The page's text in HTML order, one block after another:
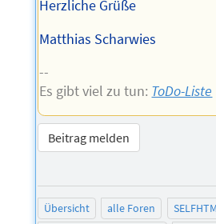
Herzliche Grüße
Matthias Scharwies
--
Es gibt viel zu tun: ToDo-Liste
Beitrag melden
Übersicht alle Foren